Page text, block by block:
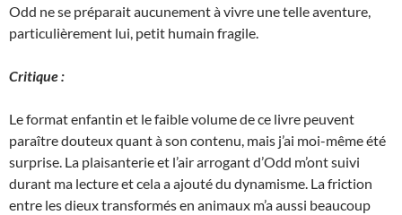
Odd ne se préparait aucunement à vivre une telle aventure,
particulièrement lui, petit humain fragile.
Critique :
Le format enfantin et le faible volume de ce livre peuvent
paraître douteux quant à son contenu, mais j’ai moi-même été
surprise. La plaisanterie et l’air arrogant d’Odd m’ont suivi
durant ma lecture et cela a ajouté du dynamisme. La friction
entre les dieux transformés en animaux m’a aussi beaucoup